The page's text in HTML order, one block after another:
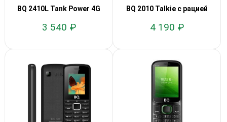
BQ 2410L Tank Power 4G
3 540 ₽
BQ 2010 Talkie с рацией
4 190 ₽